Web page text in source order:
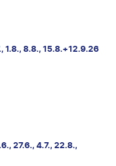
1.8., 8.8., 15.8.+12.9.26
27.6., 4.7., 22.8.,